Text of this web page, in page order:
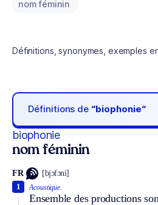
nom féminin
Définitions, synonymes, exemples
Définitions de “biophonie“
biophonie
nom féminin
FR [bjɔfɔni]
Acoustique.
Ensemble des productions
1